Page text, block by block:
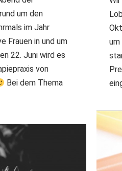
um
um den
im Jahr
Frauen in und um
22. Juni wird es
von
Bei dem Thema